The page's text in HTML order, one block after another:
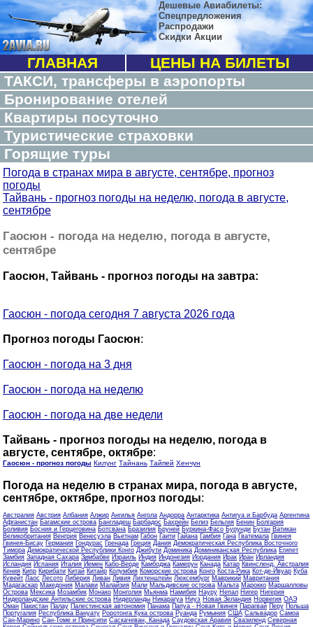
Дешевые Авиабилеты:
Спецпредложения
Распродажи
Скидки Акции
ГЛАВНАЯ
ЦЕНЫ НА БИЛЕТЫ
ТАКСИ, трансферы в аэропорты
Бронирование отелей
Квартиры посуточно
Туристические страховки
Горящие туры
Погода в странах мира в августе, сентябре, прогноз
погоды
Тайвань - прогноз погоды на неделю, погода в августе,
сентябре
Гаосюн - погода на неделю, погода в августе,
сентябре
Гаосюн, Тайвань - прогноз погоды на завтра:
Гаосюн - погода сегодня 7 августа 2026 года
Прогноз погоды Гаосюн:
Гаосюн - погода на 3 дня
Гаосюн - погода на неделю
Гаосюн - погода на две недели
Тайвань - прогноз погоды на неделю, погода в
августе, сентябре, октябре:
Гаосюн - прогноз погоды Килунг Тайнань Тайпей Хенчун
Погода на неделю в странах мира, погода в августе,
сентябре, октябре, прогноз погоды:
Австралия Австрия Албания Алжир Ангилья Ангола Андорра Антарктика Антигуа и Барбуда Аргентина
Афганистан Багамские острова Бангладеш Барбадос Бахрейн Белиз Бельгия Бенин Болгария
Боливия Босния и Герцеговина Ботсвана Бразилия Бруней Буркина-Фасо Бурунди Бутан Ватикан
Великобритания Венгрия Венесуэла Вьетнам Габон Гаити Гайана Гамбия Гана Гватемала Гвинея
Гвинея-Бисау Германия Гондурас Гренада Греция Дания Демократическая Республика Восточного
Тимора Демократической Республики Конго Джибути Доминика Доминиканская Республика Египет
Замбия Западная Сахара Зимбабве Израиль Индия Индонезия Иордания Ирак Иран Ирландия
Исландия Испания Италия Йемен Кабо-Верде Камбоджа Камерун Канада Катар Квинсленд, Австралия
Кения Кипр Кирибати Китай Китайр Колумбия Коморские острова Конго Коста-Рика Кот-де-Ивуар Куба
Кувейт Лаос Лесото Либерия Ливан Ливия Лихтенштейн Люксембург Маврикий Мавритания
Мадагаскар Македония Малави Малайзия Мали Мальдивские острова Мальта Марокко Маршалловы
Острова Мексика Мозамбик Монако Монголия Мьянма Намибия Науру Непал Нигер Нигерия
Нидерландские Антильские острова Нидерланды Никарагуа Ниуэ Новая Зеландия Норвегия ОАЭ
Оман Пакистан Палау Палестинская автономия Панама Папуа - Новая Гвинея Парагвай Перу Польша
Португалия Республика Вануату Роротонга Кука острова Руанда Румыния США Сальвадор Самоа
Сан-Марино Сан-Томе и Принсипи Саскачеван, Канада Саудовская Аравия Свазиленд Северная